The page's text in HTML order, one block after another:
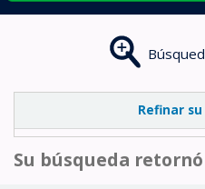
Refinar
Su búsqueda